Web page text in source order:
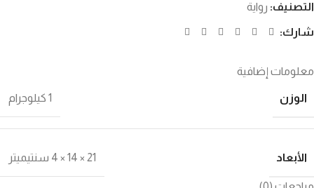
التصنيف: رواية
شارك:
معلومات إضافية
الوزن 1 كيلوجرام
الأبعاد 21 × 14 × 4 سنتيميتر